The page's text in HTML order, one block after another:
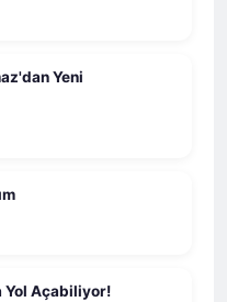
Yeni
Yol Açabiliyor!